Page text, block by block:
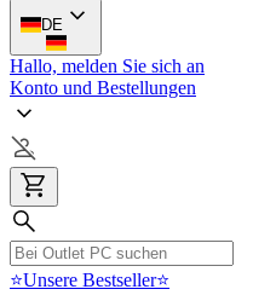
DE
Hallo, melden Sie sich an
Konto und Bestellungen
⭐Unsere Bestseller⭐